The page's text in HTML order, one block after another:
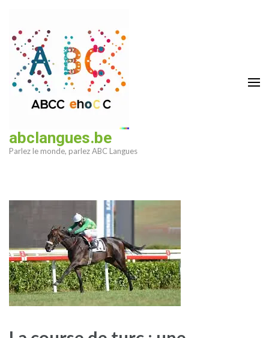
contenu
(Pressez
Entrée)
abclangues.be
Parlez le monde, parlez ABC Langues